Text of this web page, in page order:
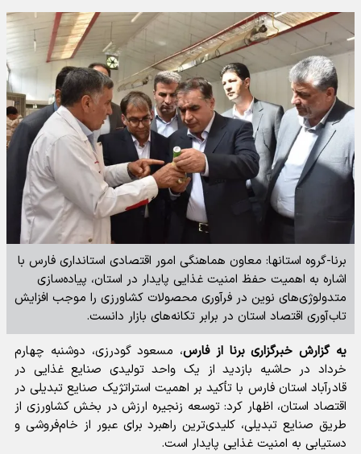
برنا-گروه استانها: معاون هماهنگی امور اقتصادی استانداری فارس با
اشاره به اهمیت حفظ امنیت غذایی پایدار در استان، پیاده‌سازی
متدولوژی‌های نوین در فرآوری محصولات کشاورزی را موجب افزایش
تاب‌آوری اقتصاد استان در برابر تکانه‌های بازار دانست.
یه گزارش خبرگزاری برنا از فارس، مسعود گودرزی، دوشنبه چهارم
خرداد در حاشیه بازدید از یک واحد تولیدی صنایع غذایی در
قادرآباد استان فارس با تأکید بر اهمیت استراتژیک صنایع تبدیلی در
اقتصاد استان، اظهار کرد: توسعه زنجیره ارزش در بخش کشاورزی از
طریق صنایع تبدیلی، کلیدی‌ترین راهبرد برای عبور از خام‌فروشی و
دستیابی به امنیت غذایی پایدار است.